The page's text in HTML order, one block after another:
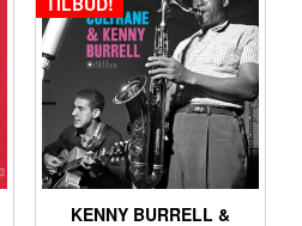
KENNY BURRELL &